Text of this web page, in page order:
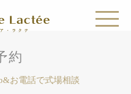
約
お電話で式場相談